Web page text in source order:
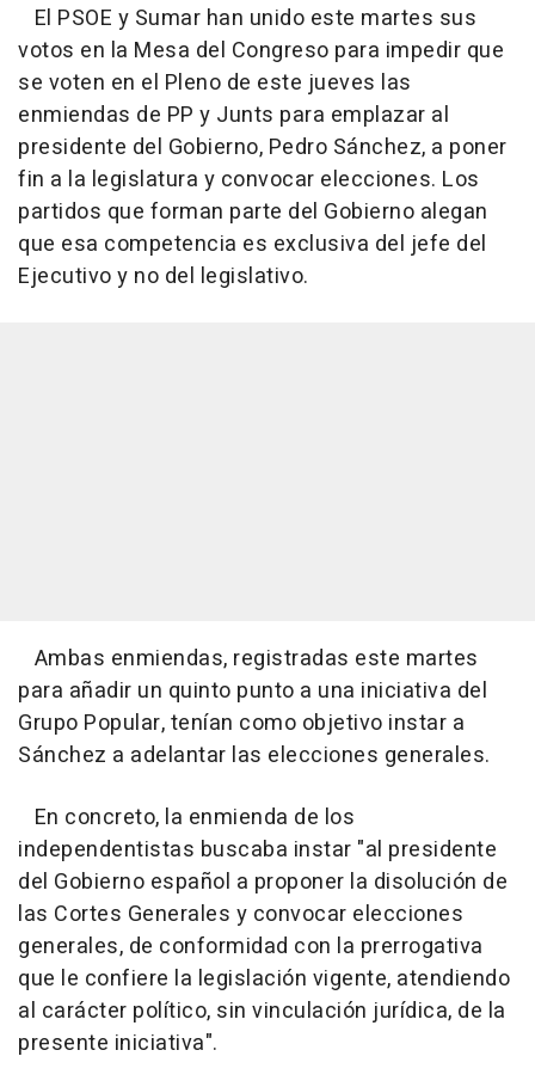
El PSOE y Sumar han unido este martes sus
votos en la Mesa del Congreso para impedir que
se voten en el Pleno de este jueves las
enmiendas de PP y Junts para emplazar al
presidente del Gobierno, Pedro Sánchez, a poner
fin a la legislatura y convocar elecciones. Los
partidos que forman parte del Gobierno alegan
que esa competencia es exclusiva del jefe del
Ejecutivo y no del legislativo.
Ambas enmiendas, registradas este martes
para añadir un quinto punto a una iniciativa del
Grupo Popular, tenían como objetivo instar a
Sánchez a adelantar las elecciones generales.
En concreto, la enmienda de los
independentistas buscaba instar "al presidente
del Gobierno español a proponer la disolución de
las Cortes Generales y convocar elecciones
generales, de conformidad con la prerrogativa
que le confiere la legislación vigente, atendiendo
al carácter político, sin vinculación jurídica, de la
presente iniciativa".